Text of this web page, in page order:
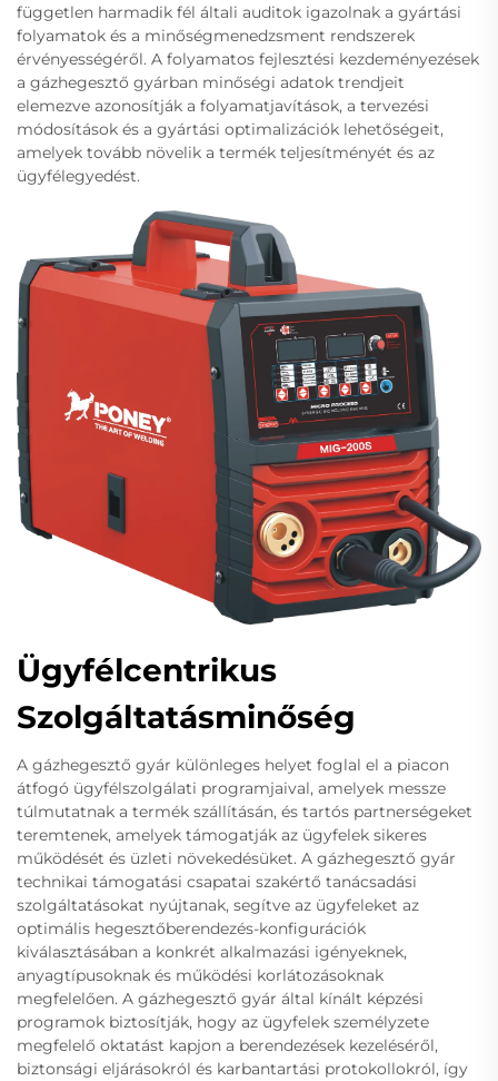
független harmadik fél általi auditok igazolnak a gyártási
folyamatok és a minőségmenedzsment rendszerek
érvényességéről. A folyamatos fejlesztési kezdeményezések
a gázhegesztő gyárban minőségi adatok trendjeit
elemezve azonosítják a folyamatjavítások, a tervezési
módosítások és a gyártási optimalizációk lehetőségeit,
amelyek tovább növelik a termék teljesítményét és az
ügyfélegyedést.
Ügyfélcentrikus
Szolgáltatásminőség
A gázhegesztő gyár különleges helyet foglal el a piacon
átfogó ügyfélszolgálati programjaival, amelyek messze
túlmutatnak a termék szállításán, és tartós partnerségeket
teremtenek, amelyek támogatják az ügyfelek sikeres
működését és üzleti növekedésüket. A gázhegesztő gyár
technikai támogatási csapatai szakértő tanácsadási
szolgáltatásokat nyújtanak, segítve az ügyfeleket az
optimális hegesztőberendezés-konfigurációk
kiválasztásában a konkrét alkalmazási igényeknek,
anyagtípusoknak és működési korlátozásoknak
megfelelően. A gázhegesztő gyár által kínált képzési
programok biztosítják, hogy az ügyfelek személyzete
megfelelő oktatást kapjon a berendezések kezeléséről,
biztonsági eljárásokról és karbantartási protokollokról, így